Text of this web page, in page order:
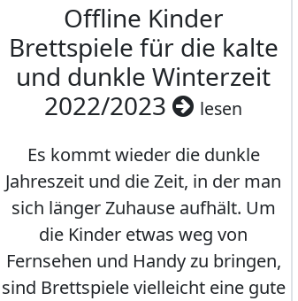
Offline Kinder
Brettspiele für die kalte
und dunkle Winterzeit
2022/2023
lesen
Es kommt wieder die dunkle
Jahreszeit und die Zeit, in der man
sich länger Zuhause aufhält. Um
die Kinder etwas weg von
Fernsehen und Handy zu bringen,
sind Brettspiele vielleicht eine gute